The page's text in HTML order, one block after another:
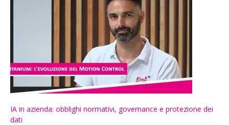
IA in azienda: obblighi normativi, governance e protezione dei
dati